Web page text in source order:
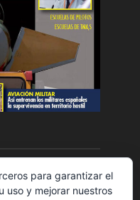
para garantizar el
uso y mejorar nuestros